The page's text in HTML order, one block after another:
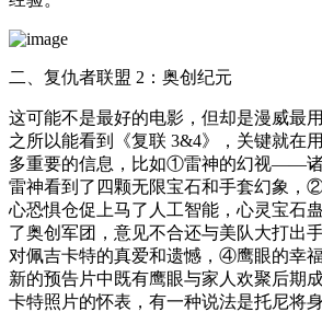
二、复仇者联盟 2：奥创纪元
这可能不是最好的电影，但却是漫威最
之所以能看到《复联 3&4》，关键就在
多重要的信息，比如①雷神的幻视——诸
雷神看到了四颗无限宝石和手套幻象，
心恐惧仓促上马了人工智能，心灵宝石
了奥创军团，意见不合还与美队大打出
对佩吉卡特的真爱和遗憾，④鹰眼的幸
新的预告片中既有鹰眼与家人欢聚后期
卡特照片的怀表，有一种说法是托尼将